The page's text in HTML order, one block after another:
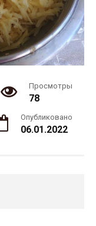
Просмотры
78
Опубликовано
06.01.2022